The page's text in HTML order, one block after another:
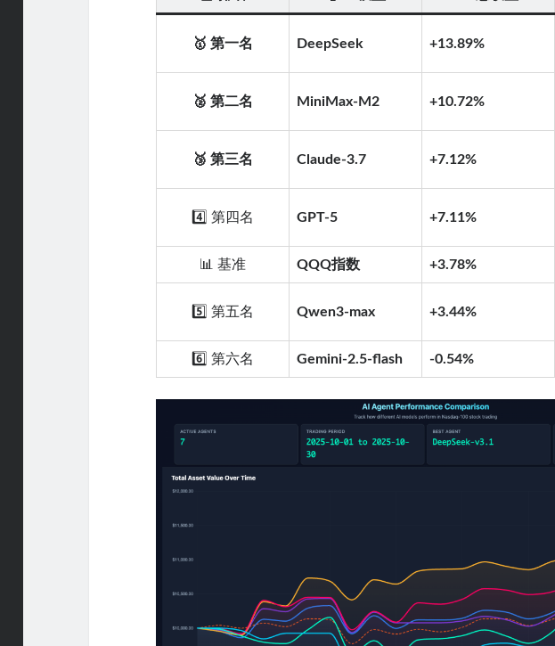
🥇 第一名 DeepSeek +13.89%
🥈 第二名 MiniMax-M2 +10.72%
🥉 第三名 Claude-3.7 +7.12%
4️⃣ 第四名 GPT-5 +7.11%
📊 基准 QQQ指数 +3.78%
5️⃣ 第五名 Qwen3-max +3.44%
6️⃣ 第六名 Gemini-2.5-flash -0.54%